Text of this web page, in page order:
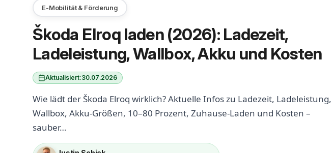
E-Mobilität & Förderung
Škoda Elroq laden (2026): Ladezeit,
Ladeleistung, Wallbox, Akku und Kosten
Aktualisiert:30.07.2026
Wie lädt der Škoda Elroq wirklich? Aktuelle Infos zu Ladezeit, Ladeleistung,
Wallbox, Akku-Größen, 10–80 Prozent, Zuhause-Laden und Kosten –
sauber…